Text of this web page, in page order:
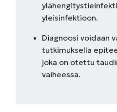
yleisinfektioon.
Diagnoosi voidaan
tutkimuksella
joka on otettu
vaiheessa.